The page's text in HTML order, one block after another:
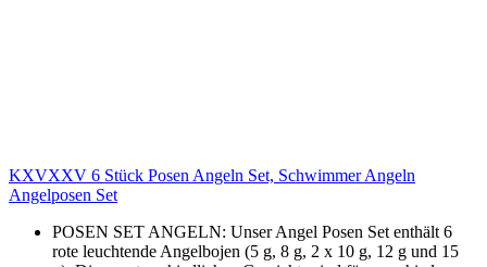
KXVXXV 6 Stück Posen Angeln Set, Schwimmer Angeln
Angelposen Set
POSEN SET ANGELN: Unser Angel Posen Set enthält 6
rote leuchtende Angelbojen (5 g, 8 g, 2 x 10 g, 12 g und 15